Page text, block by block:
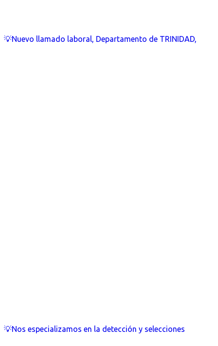
💡Nuevo llamado laboral, Departamento de TRINIDAD,
💡Nos especializamos en la detección y selecciones